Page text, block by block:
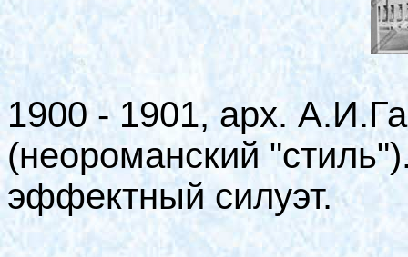
1900 - 1901, арх.
(неороманский
эффектный силуэт.